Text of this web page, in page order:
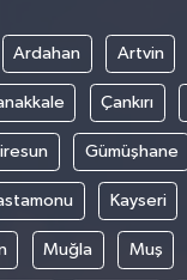
Ardahan Artvin
Çankırı
Gümüşhane
Kayseri
Muğla Muş